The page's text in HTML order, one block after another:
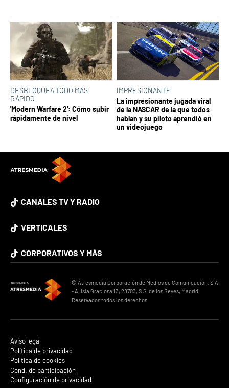
DESBLOQUEA TODO MÁS
RÁPIDO
'Modern Warfare 2': Cómo subir
rápidamente de nivel
IMPRESIONANTE
La impresionante jugada viral
de la NASCAR de la que todos
hablan y su piloto aprendió en
un videojuego
CANALES TV Y RADIO
VERTICALES
CORPORATIVOS Y MÁS
© Atresmedia Corporación de Medios de Comunicación, S.A
- A. Isla Graciosa 13, 28703, S.S. de los Reyes, Madrid.
Reservados todos los derechos
Aviso legal
Política de privacidad
Política de cookies
Cond. de participación
Configuración de privacidad